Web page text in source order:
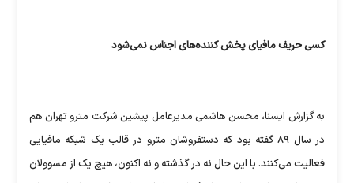
کسی حریف مافیای پخش کننده‌های اجناس نمی‌شود
به گزارش ایسنا، محسن هاشمی مدیرعامل پیشین شرکت مترو تهران هم
در سال ۸۹ گفته بود که دستفروشان مترو در قالب یک شبکه مافیایی
فعالیت می‌کنند. با این حال نه در گذشته و نه اکنون، هیچ یک از مسوولان